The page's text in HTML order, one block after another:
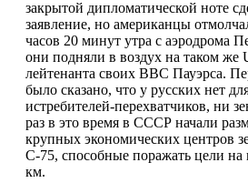
закрытой дипломатической ноте
заявление, но американцы
часов 20 минут утра с аэродрома
они подняли в воздух на таком же
лейтенанта своих ВВС Пауэрса.
было сказано, что у русских нет
истребителей-перехватчиков, ни
раз в это время в СССР начали
крупных экономических центров
С-75, способные поражать цели
км.